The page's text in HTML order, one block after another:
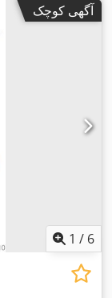
آگهی کوچک
1 / 6